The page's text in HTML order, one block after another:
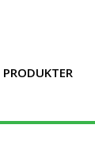
PRODUKTER